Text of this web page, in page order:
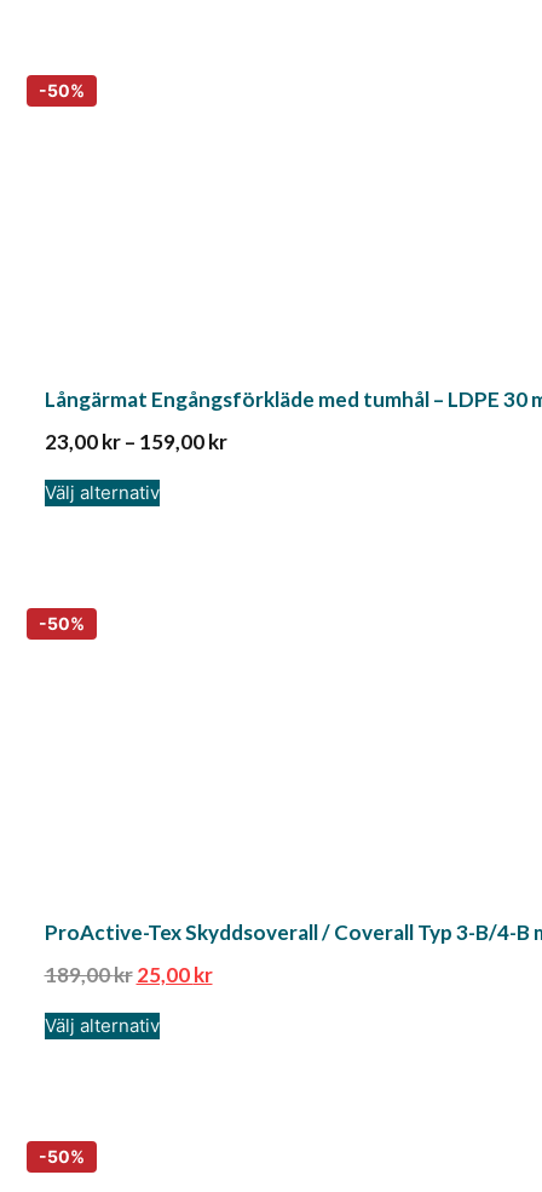
Långärmat Engångsförkläde med tumhål – LDPE 30
23,00kr– 159,00kr
Välj alternativ
ProActive-Tex Skyddsoverall / Coverall Typ 3-B/4-B
189,00kr 25,00kr
Välj alternativ